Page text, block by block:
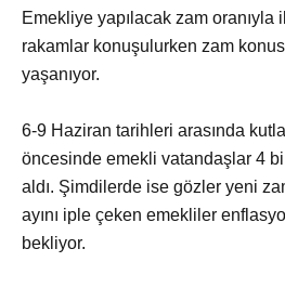
Emekliye yapılacak zam oranıyla
rakamlar konuşulurken zam
yaşanıyor.
6-9 Haziran tarihleri arasında
öncesinde emekli vatandaşlar 4
aldı. Şimdilerde ise gözler yeni
ayını iple çeken emekliler
bekliyor.